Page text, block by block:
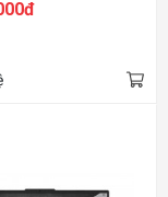
FHD | Win 10 |